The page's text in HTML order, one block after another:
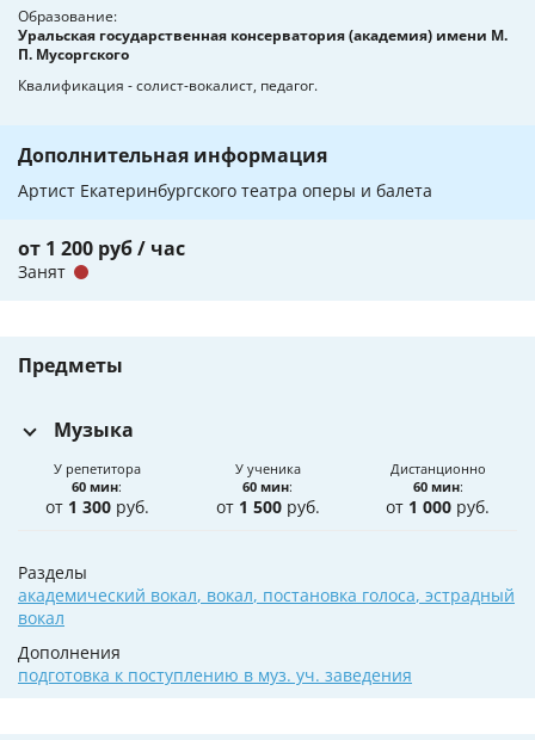
Образование
Уральская государственная консерватория (академия) имени М.
П. Мусоргского
Квалификация - солист-вокалист, педагог.
Дополнительная информация
Артист Екатеринбургского театра оперы и балета
от 1 200 руб / час
Занят
Предметы
Музыка
У репетитора
60 мин:
от 1 300руб.
У ученика
60 мин:
от 1 500руб.
Дистанционно
60 мин:
от 1 000 руб.
Разделы
академический вокал, вокал, постановка голоса, эстрадный
вокал
Дополнения
подготовка к поступлению в муз. уч. заведения